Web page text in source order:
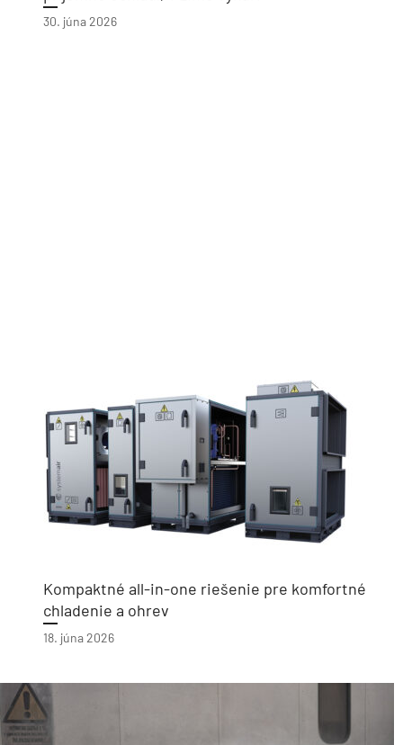
30. júna 2026
Kompaktné all-in-one riešenie pre komfortné
chladenie a ohrev
18. júna 2026